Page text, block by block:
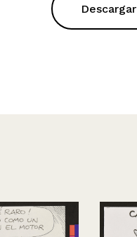
Descargar